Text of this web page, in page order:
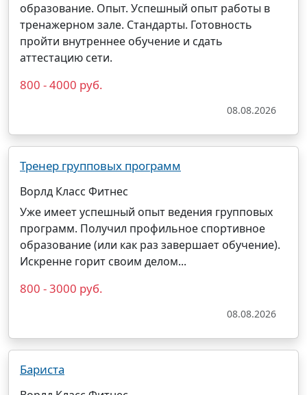
образование. Опыт. Успешный опыт работы в
тренажерном зале. Стандарты. Готовность
пройти внутреннее обучение и сдать
аттестацию сети.
800 - 4000 руб.
08.08.2026
Тренер групповых программ
Ворлд Класс Фитнес
Уже имеет успешный опыт ведения групповых
программ. Получил профильное спортивное
образование (или как раз завершает обучение).
Искренне горит своим делом...
800 - 3000 руб.
08.08.2026
Бариста